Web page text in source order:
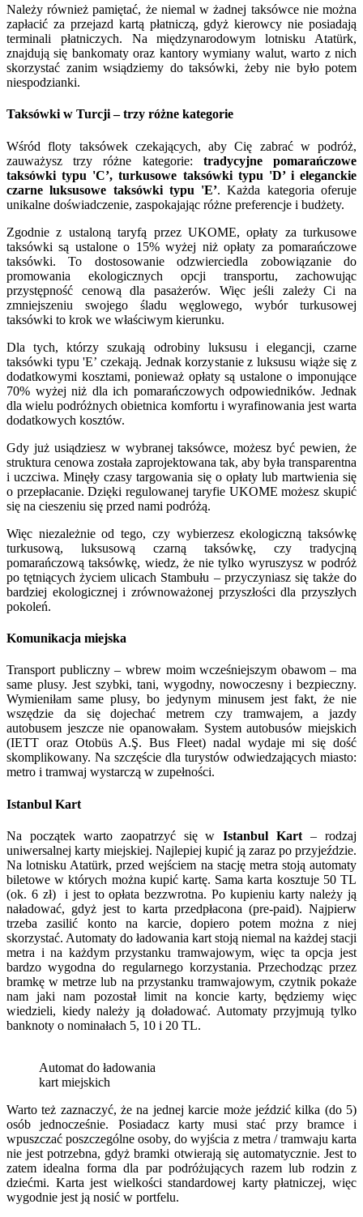
Należy również pamiętać, że niemal w żadnej taksówce nie można
zapłacić za przejazd kartą płatniczą, gdyż kierowcy nie posiadają
terminali płatniczych. Na międzynarodowym lotnisku Atatürk,
znajdują się bankomaty oraz kantory wymiany walut, warto z nich
skorzystać zanim wsiądziemy do taksówki, żeby nie było potem
niespodzianki.
Taksówki w Turcji – trzy różne kategorie
Wśród floty taksówek czekających, aby Cię zabrać w podróż,
zauważysz trzy różne kategorie: tradycyjne pomarańczowe
taksówki typu 'C’, turkusowe taksówki typu 'D’ i eleganckie
czarne luksusowe taksówki typu 'E’. Każda kategoria oferuje
unikalne doświadczenie, zaspokajając różne preferencje i budżety.
Zgodnie z ustaloną taryfą przez UKOME, opłaty za turkusowe
taksówki są ustalone o 15% wyżej niż opłaty za pomarańczowe
taksówki. To dostosowanie odzwierciedla zobowiązanie do
promowania ekologicznych opcji transportu, zachowując
przystępność cenową dla pasażerów. Więc jeśli zależy Ci na
zmniejszeniu swojego śladu węglowego, wybór turkusowej
taksówki to krok we właściwym kierunku.
Dla tych, którzy szukają odrobiny luksusu i elegancji, czarne
taksówki typu 'E’ czekają. Jednak korzystanie z luksusu wiąże się z
dodatkowymi kosztami, ponieważ opłaty są ustalone o imponujące
70% wyżej niż dla ich pomarańczowych odpowiedników. Jednak
dla wielu podróżnych obietnica komfortu i wyrafinowania jest warta
dodatkowych kosztów.
Gdy już usiądziesz w wybranej taksówce, możesz być pewien, że
struktura cenowa została zaprojektowana tak, aby była transparentna
i uczciwa. Minęły czasy targowania się o opłaty lub martwienia się
o przepłacanie. Dzięki regulowanej taryfie UKOME możesz skupić
się na cieszeniu się przed nami podróżą.
Więc niezależnie od tego, czy wybierzesz ekologiczną taksówkę
turkusową, luksusową czarną taksówkę, czy tradycjną
pomarańczową taksówkę, wiedz, że nie tylko wyruszysz w podróż
po tętniących życiem ulicach Stambułu – przyczyniasz się także do
bardziej ekologicznej i zrównoważonej przyszłości dla przyszłych
pokoleń.
Komunikacja miejska
Transport publiczny – wbrew moim wcześniejszym obawom – ma
same plusy. Jest szybki, tani, wygodny, nowoczesny i bezpieczny.
Wymieniłam same plusy, bo jedynym minusem jest fakt, że nie
wszędzie da się dojechać metrem czy tramwajem, a jazdy
autobusem jeszcze nie opanowałam. System autobusów miejskich
(IETT oraz Otobüs A.Ş. Bus Fleet) nadal wydaje mi się dość
skomplikowany. Na szczęście dla turystów odwiedzających miasto:
metro i tramwaj wystarczą w zupełności.
Istanbul Kart
Na początek warto zaopatrzyć się wIstanbul Kart – rodzaj
uniwersalnej karty miejskiej. Najlepiej kupić ją zaraz po przyjeździe.
Na lotnisku Atatürk, przed wejściem na stację metra stoją automaty
biletowe w których można kupić kartę. Sama karta kosztuje 50 TL
(ok. 6 zł) i jest to opłata bezzwrotna. Po kupieniu karty należy ją
naładować, gdyż jest to karta przedpłacona (pre-paid). Najpierw
trzeba zasilić konto na karcie, dopiero potem można z niej
skorzystać. Automaty do ładowania kart stoją niemal na każdej stacji
metra i na każdym przystanku tramwajowym, więc ta opcja jest
bardzo wygodna do regularnego korzystania. Przechodząc przez
bramkę w metrze lub na przystanku tramwajowym, czytnik pokaże
nam jaki nam pozostał limit na koncie karty, będziemy więc
wiedzieli, kiedy należy ją doładować. Automaty przyjmują tylko
banknoty o nominałach 5, 10 i 20 TL.
Automat do ładowania
kart miejskich
Warto też zaznaczyć, że na jednej karcie może jeździć kilka (do 5)
osób jednocześnie. Posiadacz karty musi stać przy bramce i
wpuszczać poszczególne osoby, do wyjścia z metra / tramwaju karta
nie jest potrzebna, gdyż bramki otwierają się automatycznie. Jest to
zatem idealna forma dla par podróżujących razem lub rodzin z
dziećmi. Karta jest wielkości standardowej karty płatniczej, więc
wygodnie jest ją nosić w portfelu.